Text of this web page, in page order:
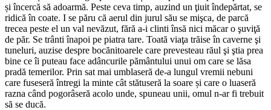
și încercă să adoarmă. Peste ceva timp, auzind un ţiuit îndepărtat, se
ridică în coate. I se păru că aerul din jurul său se mişca, de parcă
trecea peste el un val nevăzut, fără a-i clinti însă nici măcar o şuviţă
de păr. Se trânti înapoi pe piatra tare. Toată viaţa trăise în caverne şi
tuneluri, auzise despre bocănitoarele care prevesteau răul şi ştia prea
bine ce îi puteau face adâncurile pământului unui om care se lăsa
pradă temerilor. Prin sat mai umblaseră de-a lungul vremii nebuni
care fuseseră întregi la minte cât stătuseră la soare și care o luaseră
razna când pogorâseră acolo unde, spuneau unii, omul n-ar fi trebuit
să se ducă.